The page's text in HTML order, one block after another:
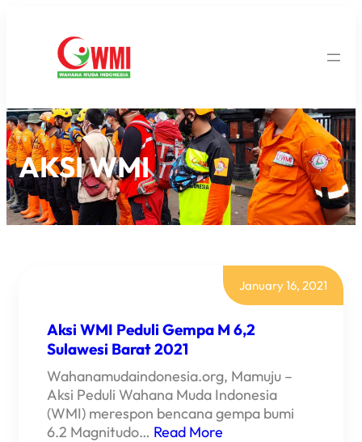
AKSI WMI
January 16, 2021
Aksi WMI Peduli Gempa M 6,2
Sulawesi Barat 2021
Wahanamudaindonesia.org, Mamuju –
Aksi Peduli Wahana Muda Indonesia
(WMI) merespon bencana gempa bumi
6.2 Magnitudo… Read More